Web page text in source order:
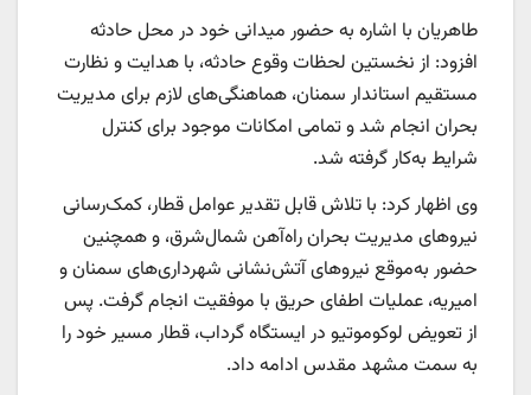
طاهریان با اشاره به حضور میدانی خود در محل حادثه
افزود: از نخستین لحظات وقوع حادثه، با هدایت و نظارت
مستقیم استاندار سمنان، هماهنگی‌های لازم برای مدیریت
بحران انجام شد و تمامی امکانات موجود برای کنترل
شرایط به‌کار گرفته شد.
وی اظهار کرد: با تلاش قابل تقدیر عوامل قطار، کمک‌رسانی
نیروهای مدیریت بحران راه‌آهن شمال‌شرق، و همچنین
حضور به‌موقع نیروهای آتش‌نشانی شهرداری‌های سمنان و
امیریه، عملیات اطفای حریق با موفقیت انجام گرفت. پس
از تعویض لوکوموتیو در ایستگاه گرداب، قطار مسیر خود را
به سمت مشهد مقدس ادامه داد.